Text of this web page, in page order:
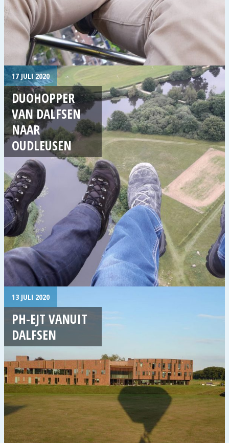
17 JULI 2020
DUOHOPPER
VAN DALFSEN
NAAR
OUDLEUSEN
13 JULI 2020
PH-EJT VANUIT
DALFSEN